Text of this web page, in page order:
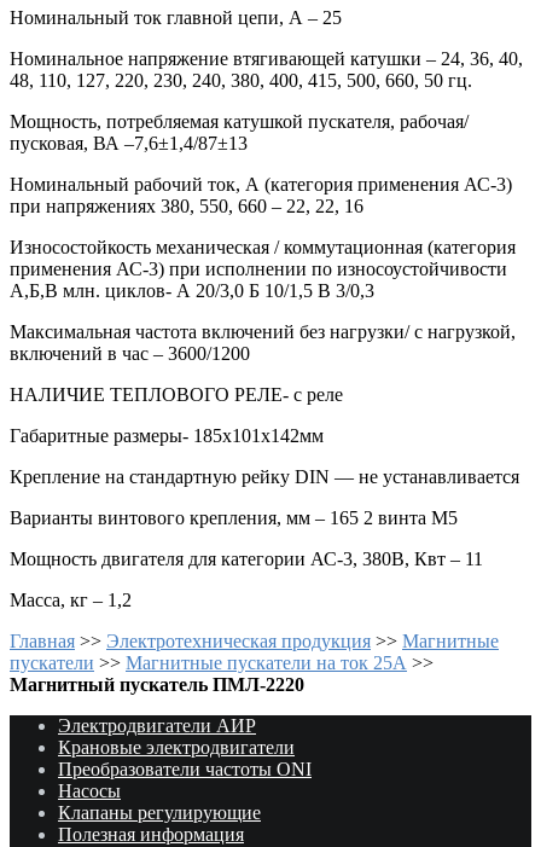
Номинальный ток главной цепи, А – 25
Номинальное напряжение втягивающей катушки – 24, 36, 40,
48, 110, 127, 220, 230, 240, 380, 400, 415, 500, 660, 50 гц.
Мощность, потребляемая катушкой пускателя, рабочая/
пусковая, ВА –7,6±1,4/87±13
Номинальный рабочий ток, А (категория применения АС-3)
при напряжениях 380, 550, 660 – 22, 22, 16
Износостойкость механическая / коммутационная (категория
применения АС-3) при исполнении по износоустойчивости
А,Б,В млн. циклов- А 20/3,0 Б 10/1,5 В 3/0,3
Максимальная частота включений без нагрузки/ с нагрузкой,
включений в час – 3600/1200
НАЛИЧИЕ ТЕПЛОВОГО РЕЛЕ- с реле
Габаритные размеры- 185х101х142мм
Крепление на стандартную рейку DIN — не устанавливается
Варианты винтового крепления, мм – 165 2 винта М5
Мощность двигателя для категории АС-3, 380В, Квт – 11
Масса, кг – 1,2
Главная >> Электротехническая продукция >> Магнитные
пускатели >> Магнитные пускатели на ток 25А >>
Магнитный пускатель ПМЛ-2220
Электродвигатели АИР
Крановые электродвигатели
Преобразователи частоты ONI
Насосы
Клапаны регулирующие
Полезная информация